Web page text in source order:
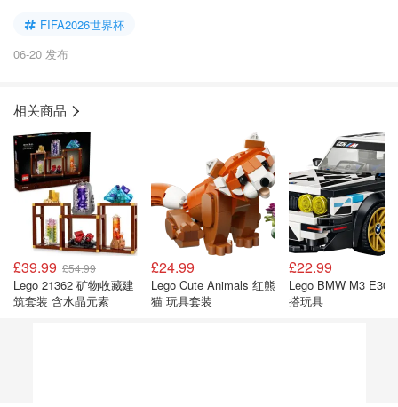
FIFA2026世界杯
06-20 发布
相关商品
£39.99 £54.99
Lego 21362 矿物收藏建
筑套装 含水晶元素
£24.99
Lego Cute Animals 红熊
猫 玩具套装
£22.99
Lego BMW M3 E30
搭玩具